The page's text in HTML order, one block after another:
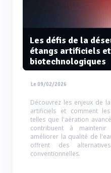
Les défis de la
étangs artificiels
biotechnologiques
Le 09/02/2026
Découvrez les enjeux de
artificiels et comment
telles que l'aération
contribuent à
améliorer la qualité de
offrent des
conventionnelles.